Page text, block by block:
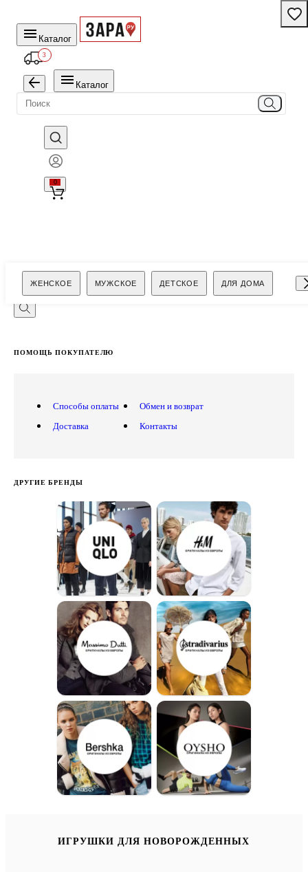
Каталог
3
Каталог
0
ЖЕНСКОЕ МУЖСКОЕ ДЕТСКОЕ ДЛЯ ДОМА
Поиск
ПОМОЩЬ ПОКУПАТЕЛЮ
Способы оплаты
Доставка
Обмен и возврат
Контакты
ДРУГИЕ БРЕНДЫ
ИГРУШКИ ДЛЯ НОВОРОЖДЕННЫХ